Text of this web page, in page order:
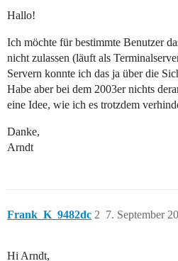
Hallo!
Ich möchte für bestimmte Benutzer
nicht zulassen (läuft als
Servern konnte ich das ja über die
Habe aber bei dem 2003er nichts
eine Idee, wie ich es trotzdem
Danke,
Arndt
Frank_K_9482dc 7. September
2
Hi Arndt,